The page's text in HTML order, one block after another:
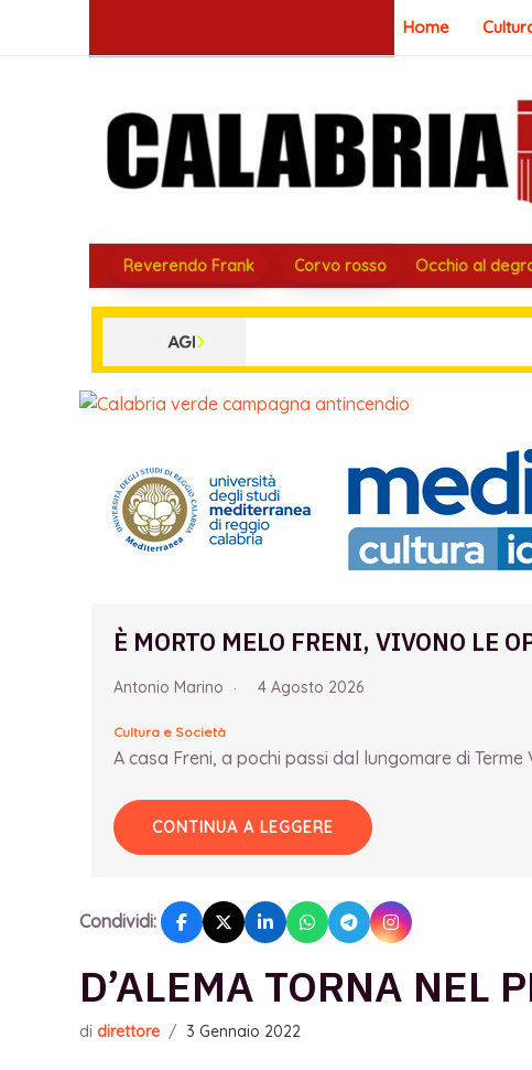
Home
Reverendo Frank Corvo rosso Occhio al
È MORTO MELO FRENI, VIVONO LE
Antonio Marino 4 Agosto 2026
Cultura e Società
A casa Freni, a pochi passi dal lungomare di
CONTINUA A LEGGERE
Condividi:
D’ALEMA TORNA NEL
di direttore / 3 Gennaio 2022